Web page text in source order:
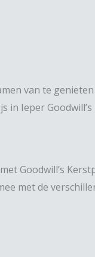
van te
in Ieper
Goodwill’s
met de